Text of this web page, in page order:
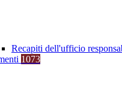
Recapiti dell'ufficio
1073